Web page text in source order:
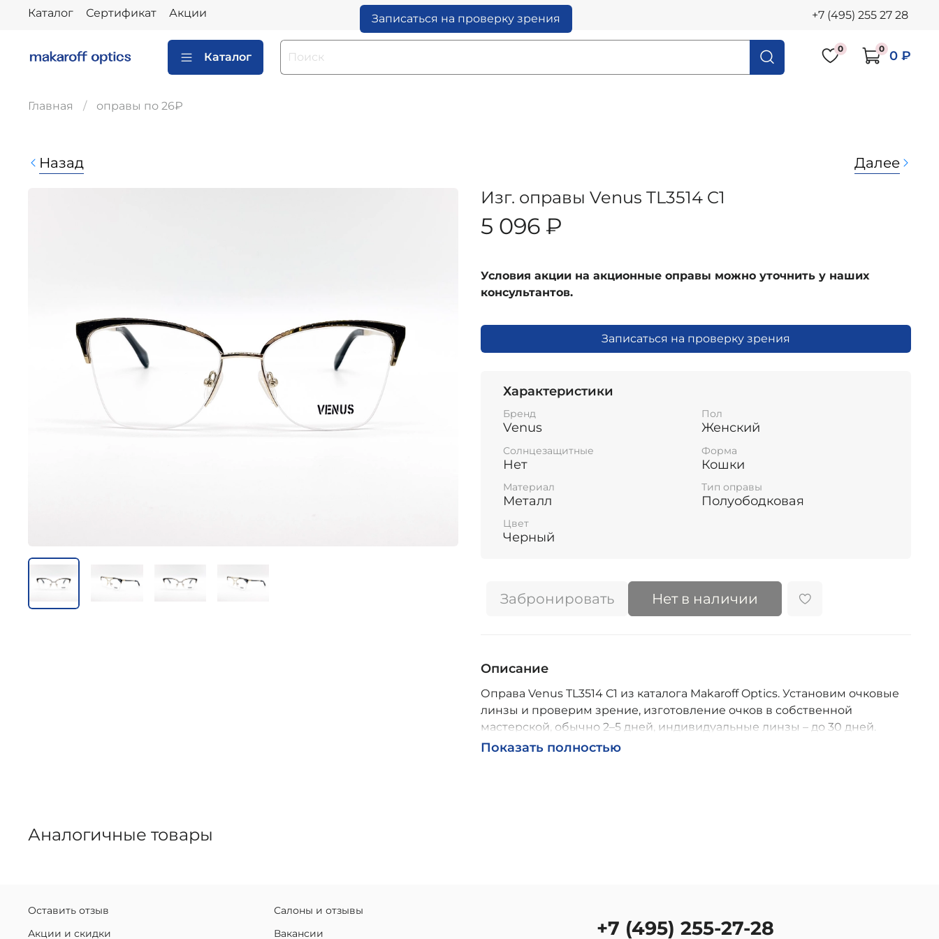
Каталог Сертификат Акции Записаться на проверку зрения +7 (495) 255 27 28
Каталог
0 0 0 ₽
Главная оправы по 26₽
Назад Далее
Изг. оправы Venus TL3514 C1
5 096 ₽
Условия акции на акционные оправы можно уточнить у наших
консультантов.
Записаться на проверку зрения
Характеристики
Бренд
Venus
Пол
Женский
Солнцезащитные
Нет
Форма
Кошки
Материал
Металл
Тип оправы
Полуободковая
Цвет
Черный
Забронировать Нет в наличии
Описание
Оправа Venus TL3514 C1 из каталога Makaroff Optics. Установим очковые
линзы и проверим зрение, изготовление очков в собственной
мастерской, обычно 2–5 дней, индивидуальные линзы – до 30 дней.
Возможна доставка по России.
Показать полностью
Аналогичные товары
Оставить отзыв
Акции и скидки
Салоны и отзывы
Вакансии
+7 (495) 255-27-28